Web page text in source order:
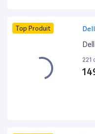
Top Produit Dell
221